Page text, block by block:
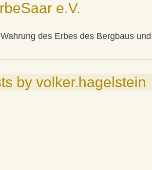
e.V.
des Erbes des Bergbaus
by volker.hagelstein